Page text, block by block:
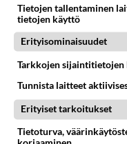
Luetuimmat: Aarne
Tätä moni jo odotti
Muistatko Hyvät, pahat ja
kohusarjan henkiin
Huoli heräsi - Erikoisjoukot
Tietojen tallentaminen
tietojen käyttö
Erityisominaisuudet
Tarkkojen sijaintitietojen
Tunnista laitteet
Erityiset tarkoitukset
Tietoturva,